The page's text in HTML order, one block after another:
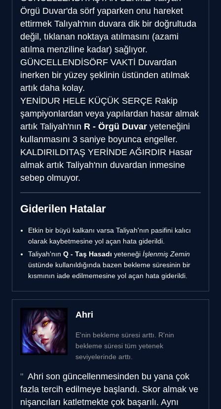
Örgü Duvar'da sörf yaparken onu hareket
ettirmek Talıyah'nın duvara dik bir doğrultuda
değil, tıklanan noktaya atılmasını (azami
atılma menziline kadar) sağlıyor.
GÜNCELLENDİSÖRF VAKTİ Duvardan
inerken bir yüzey şeklinin üstünden atılmak
artık daha kolay.
YENİDUR HELE KÜÇÜK SERÇE Rakip
şampiyonlardan veya yapılardan hasar almak
artık Taliyah'nın R - Örgü Duvar yeteneğini
kullanmasını 3 saniye boyunca engeller.
KALDIRILDITAŞ YERİNDE AĞIRDIR Hasar
almak artık Taliyah'nın duvardan inmesine
sebep olmuyor.
Giderilen Hatalar
Etkin bir büyü kalkanı varsa Taliyah'nın pasifini kalıcı
olarak kaybetmesine yol açan hata giderildi.
Taliyah'nın Q - Taş Hasadı yeteneği İşlenmiş Zemin
üstünde kullanıldığında bazen bekleme süresinin bir
kısmının iade edilmemesine yol açan hata giderildi.
Ahri
E'nin bekleme süresi arttı. R'nin
bekleme süresi tüm yetenek
seviyelerinde arttı.
Ahri son güncellenmesinden bu yana çok
fazla tercih edilmeye başlandı. Skor almak ve
nişancıları katletmekte çok başarılı. Aynı